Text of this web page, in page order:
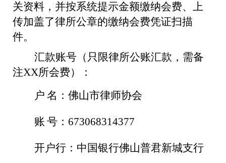
关资料，并按系统提示金额缴纳会费、上
传加盖了律所公章的缴纳会费凭证扫描
件。
汇款账号（只限律所公账汇款，需备
注XX所会费）：
户 名：佛山市律师协会
账 号： 673068314377
开户行：中国银行佛山普君新城支行